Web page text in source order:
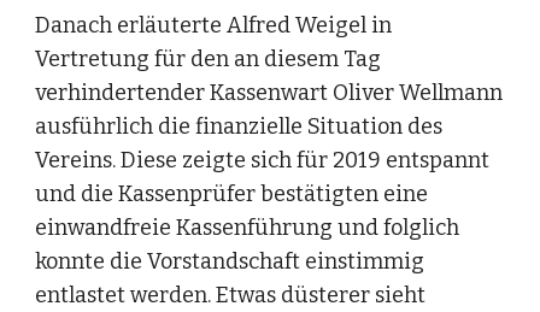
Danach erläuterte Alfred Weigel in
Vertretung für den an diesem Tag
verhindertender Kassenwart Oliver Wellmann
ausführlich die finanzielle Situation des
Vereins. Diese zeigte sich für 2019 entspannt
und die Kassenprüfer bestätigten eine
einwandfreie Kassenführung und folglich
konnte die Vorstandschaft einstimmig
entlastet werden. Etwas düsterer sieht